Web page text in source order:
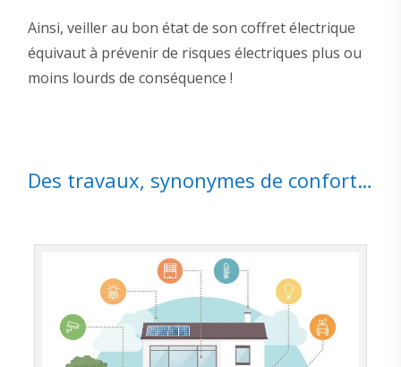
Ainsi, veiller au bon état de son coffret électrique
équivaut à prévenir de risques électriques plus ou
moins lourds de conséquence !
Des travaux, synonymes de confort…